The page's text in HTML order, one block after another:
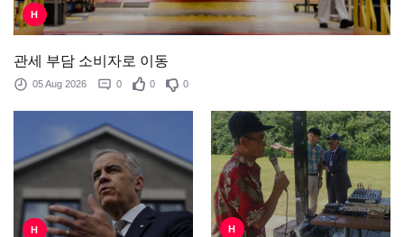
H
관세 부담 소비자로 이동
05 Aug 2026 0 0 0
H H